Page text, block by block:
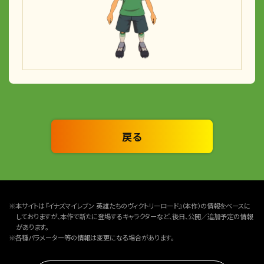
戻る
※本サイトは『イナズマイレブン 英雄たちのヴィクトリーロード』（本作）の情報をベースに
しておりますが、本作で新たに登場するキャラクターなど、後日、公開／追加予定の情報
があります。
※各種パラメーター等の情報は変更になる場合があります。